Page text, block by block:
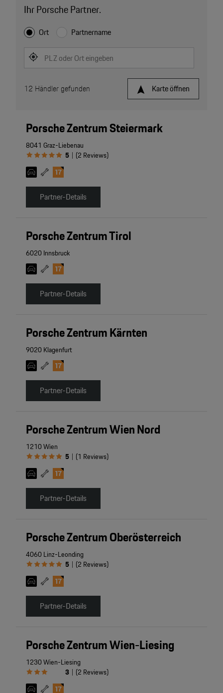
Ihr Porsche Partner.
Ort Partnername
PLZ oder Ort eingeben
Karte öffnen
12 Händler gefunden
Porsche Zentrum Steiermark
8041 Graz-Liebenau
5 | (2 Reviews)
Partner-Details
Porsche Zentrum Tirol
6020 Innsbruck
Partner-Details
Porsche Zentrum Kärnten
9020 Klagenfurt
Partner-Details
Porsche Zentrum Wien Nord
1210 Wien
5 | (1 Reviews)
Partner-Details
Porsche Zentrum Oberösterreich
4060 Linz-Leonding
5 | (2 Reviews)
Partner-Details
Porsche Zentrum Wien-Liesing
1230 Wien-Liesing
3 | (2 Reviews)